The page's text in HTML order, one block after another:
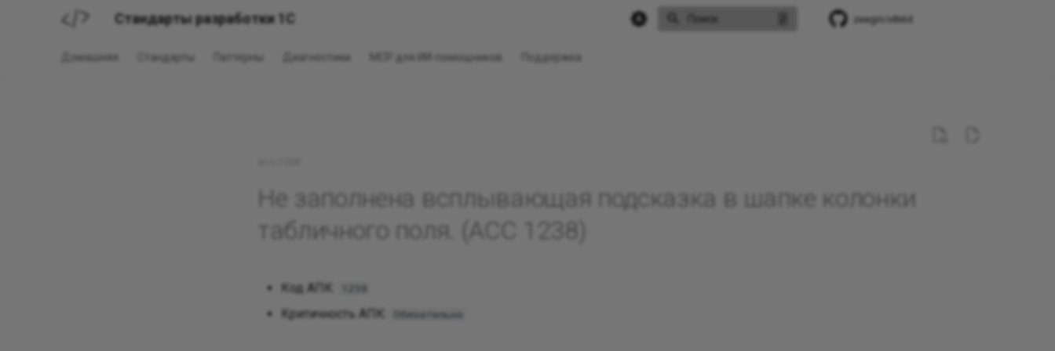
Стандарты разработки 1С Поиск zeegin/v8std
Домашняя Стандарты Паттерны Диагностики MCP для ИИ-помощников Поддержка
Не заполнена всплывающая подсказка в шапке колонки
табличного поля. (ACC 1238)
Код АПК: 1238
Критичность АПК: Обязательно